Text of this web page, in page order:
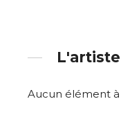
L'artiste
Aucun élément